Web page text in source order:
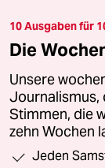
10 Ausgaben für
Die
Unsere
Journalismus,
Stimmen, die
zehn Wochen
Jeden